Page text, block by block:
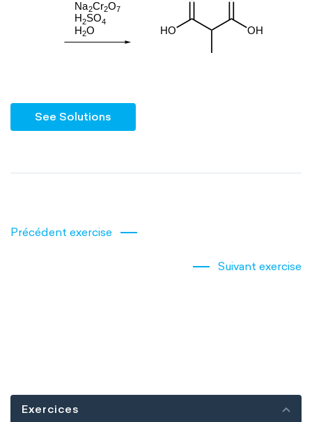
See Solutions
Précédent exercise
Suivant exercise
Exercices